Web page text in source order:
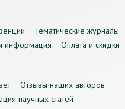
Тематические журналы
информация
Оплата и скидки
Отзывы наших авторов
научных статей